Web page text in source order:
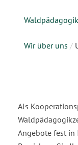
Wir über uns /
Als
Angebote fest in